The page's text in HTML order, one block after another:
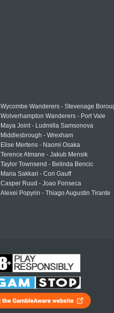
Wycombe Wanderers - Stevenage
Wolverhampton Wanderers - Port Vale
Maya Joint - Ludmilla Samsonova
Middlesbrough - Wrexham
Elise Mertens - Naomi Osaka
Terence Atmane - Jakub Mensik
Taylor Townsend - Belinda Bencic
Maria Sakkari - Cori Gauff
Casper Ruud - Joao Fonseca
Alexei Popyrin - Thiago Augustin Tirante